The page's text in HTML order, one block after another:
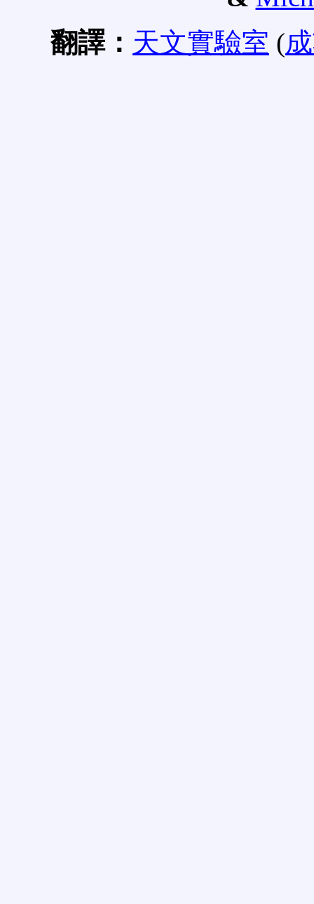
翻譯： 天文實驗室 (